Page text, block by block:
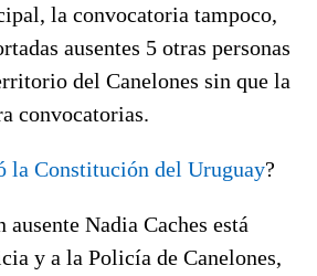
la convocatoria tampoco,
ausentes 5 otras personas
del Canelones sin que la
convocatorias.
la Constitución del Uruguay?
Nadia Caches está
y a la Policía de Canelones,